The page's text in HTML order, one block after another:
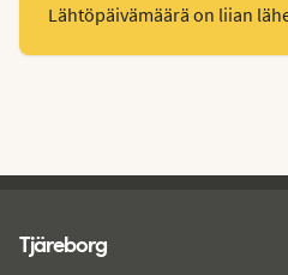
Lähtöpäivämäärä on liian
Tjäreborg